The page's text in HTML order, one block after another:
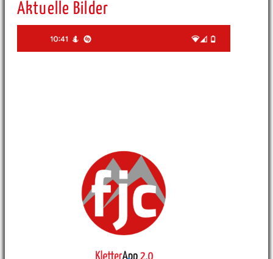
Aktuelle Bilder